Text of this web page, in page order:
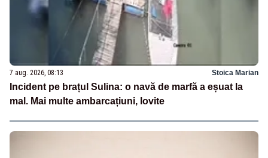
7 aug. 2026, 08:13 Stoica Marian
Incident pe brațul Sulina: o navă de marfă a eșuat la
mal. Mai multe ambarcațiuni, lovite